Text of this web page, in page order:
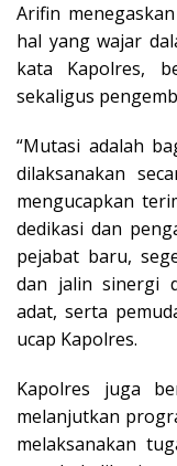
Arifin
hal yang wajar
kata Kapolres,
sekaligus
“Mutasi adalah
dilaksanakan
mengucapkan
dedikasi dan
pejabat baru,
dan jalin sinergi
adat, serta
ucap Kapolres.
Kapolres juga
melanjutkan
melaksanakan